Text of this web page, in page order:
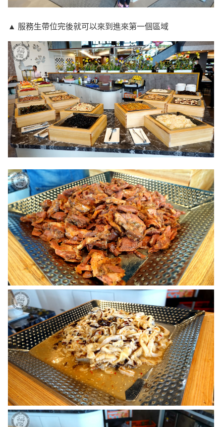
▲ 服務生帶位完後就可以來到進來第一個區域